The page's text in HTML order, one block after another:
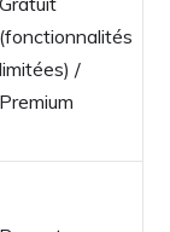
(fonctionnalités
limitées) /
Premium